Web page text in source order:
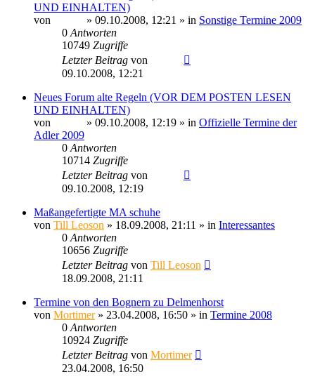
UND EINHALTEN)
von
» 09.10.2008, 12:21 » in Sonstige Termine 2009
0 Antworten
10749 Zugriffe
Letzter Beitrag von
09.10.2008, 12:21
Neues Forum alte Regeln (VOR DEM POSTEN LESEN
UND EINHALTEN)
von
» 09.10.2008, 12:19 » in Offizielle Termine der
Adler 2009
0 Antworten
10714 Zugriffe
Letzter Beitrag von
09.10.2008, 12:19
Maßangefertigte MA schuhe
von Till Leoson » 18.09.2008, 21:11 » in Interessantes
0 Antworten
10656 Zugriffe
Letzter Beitrag von Till Leoson
18.09.2008, 21:11
Termine von den Bognern zu Delmenhorst
von Mortimer» 23.04.2008, 16:50 » in Termine 2008
0 Antworten
10924 Zugriffe
Letzter Beitrag von Mortimer
23.04.2008, 16:50